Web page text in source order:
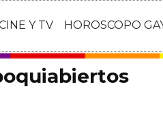
Y TV HOROSCOPO